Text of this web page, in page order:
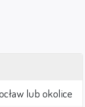
lub okolice